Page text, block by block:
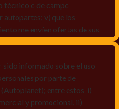
técnico o de campo
autopartes; v) que los
me envíen ofertas de sus
datos de acuerdo a las
los titulares de Datos
de satisfacción, vi) reportes
sido informado sobre el uso
por parte de
(Autoplanet); entre estos: i)
y promocional, ii)